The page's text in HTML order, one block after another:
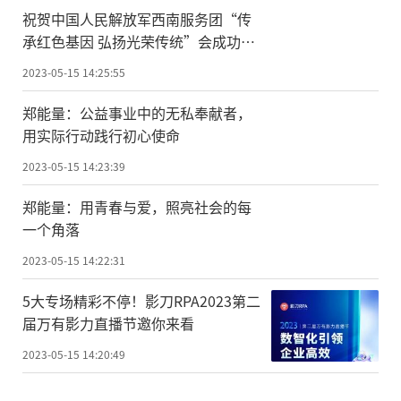
祝贺中国人民解放军西南服务团“传
承红色基因 弘扬光荣传统”会成功召
开
2023-05-15 14:25:55
郑能量：公益事业中的无私奉献者，
用实际行动践行初心使命
2023-05-15 14:23:39
郑能量：用青春与爱，照亮社会的每
一个角落
2023-05-15 14:22:31
5大专场精彩不停！影刀RPA2023第二
届万有影力直播节邀你来看
2023-05-15 14:20:49